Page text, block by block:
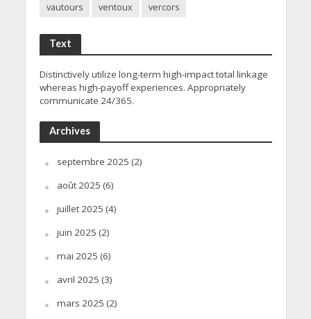
vautours
ventoux vercors
Text
Distinctively utilize long-term high-impact total linkage
whereas high-payoff experiences. Appropriately
communicate 24/365.
Archives
septembre 2025 (2)
août 2025 (6)
juillet 2025 (4)
juin 2025 (2)
mai 2025 (6)
avril 2025 (3)
mars 2025 (2)